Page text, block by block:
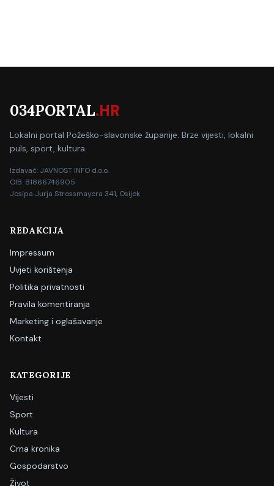
034PORTAL.HR
Lokalni portal Požeško-slavonske županije. Brze vijesti, lokalni
puls, sport, kultura.
Izdavač: JAVNOST INFO d.o.o.
OIB: 81866746905
Josipa Jurja Strossmayera 341, Osijek
REDAKCIJA
Impressum
Uvjeti korištenja
Politika privatnosti
Pravila komentiranja
Marketing i oglašavanje
Kontakt
KATEGORIJE
Vijesti
Sport
Kultura
Crna kronika
Gospodarstvo
Život